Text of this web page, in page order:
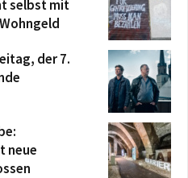
selbst mit
der 7.
neue